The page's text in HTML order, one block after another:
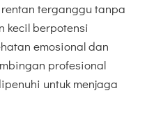
terganggu tanpa
kecil berpotensi
emosional dan
profesional
untuk menjaga